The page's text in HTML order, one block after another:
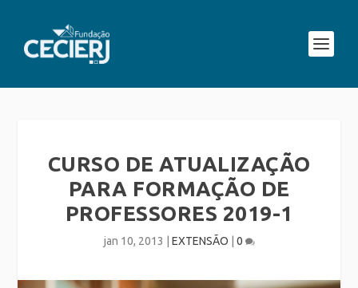
CURSO DE ATUALIZAÇÃO
PARA FORMAÇÃO DE
PROFESSORES 2019-1
jan 10, 2013 EXTENSÃO 0